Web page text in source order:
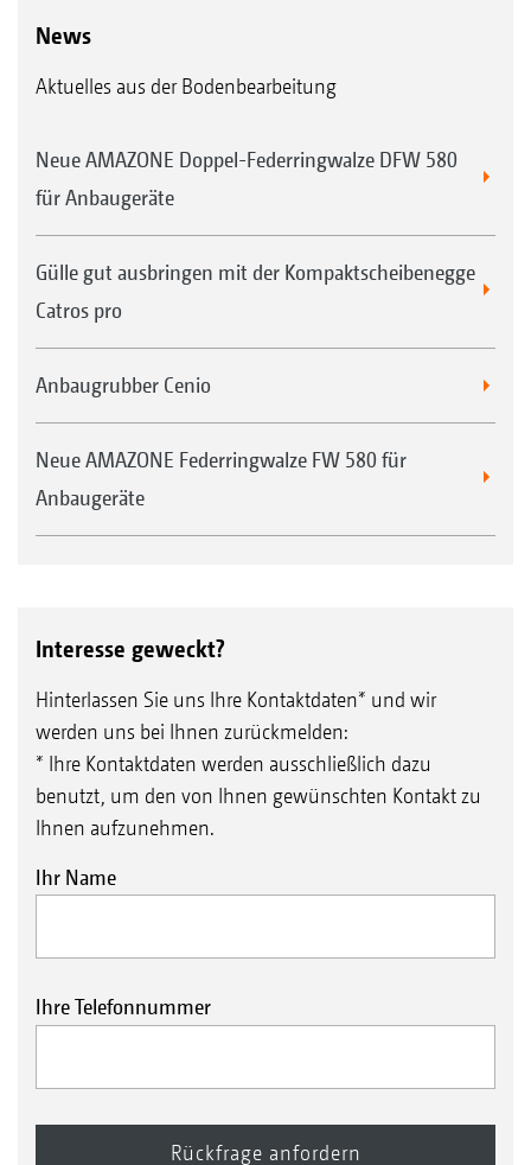
News
Aktuelles aus der Bodenbearbeitung
Neue AMAZONE Doppel-Federringwalze DFW 580
für Anbaugeräte
Gülle gut ausbringen mit der Kompaktscheibenegge
Catros pro
Anbaugrubber Cenio
Neue AMAZONE Federringwalze FW 580 für
Anbaugeräte
Interesse geweckt?
Hinterlassen Sie uns Ihre Kontaktdaten* und wir
werden uns bei Ihnen zurückmelden:
* Ihre Kontaktdaten werden ausschließlich dazu
benutzt, um den von Ihnen gewünschten Kontakt zu
Ihnen aufzunehmen.
Ihr Name
Ihre Telefonnummer